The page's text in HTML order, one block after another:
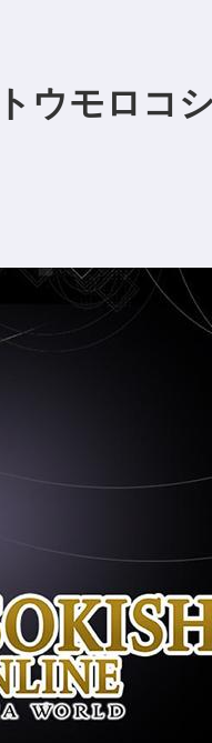
ウモロコ